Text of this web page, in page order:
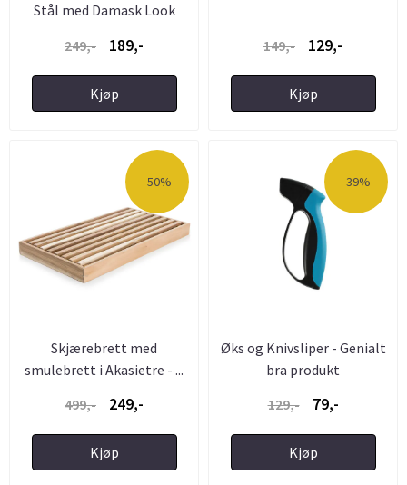
Stål med Damask Look
249,-
189,-
Kjøp
149,- 129,-
Kjøp
-50%
Skjærebrett med
smulebrett i Akasietre - ...
499,-
249,-
Kjøp
-39%
Øks og Knivsliper - Genialt
bra produkt
129,-
79,-
Kjøp